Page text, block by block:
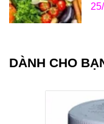
DÀNH CHO